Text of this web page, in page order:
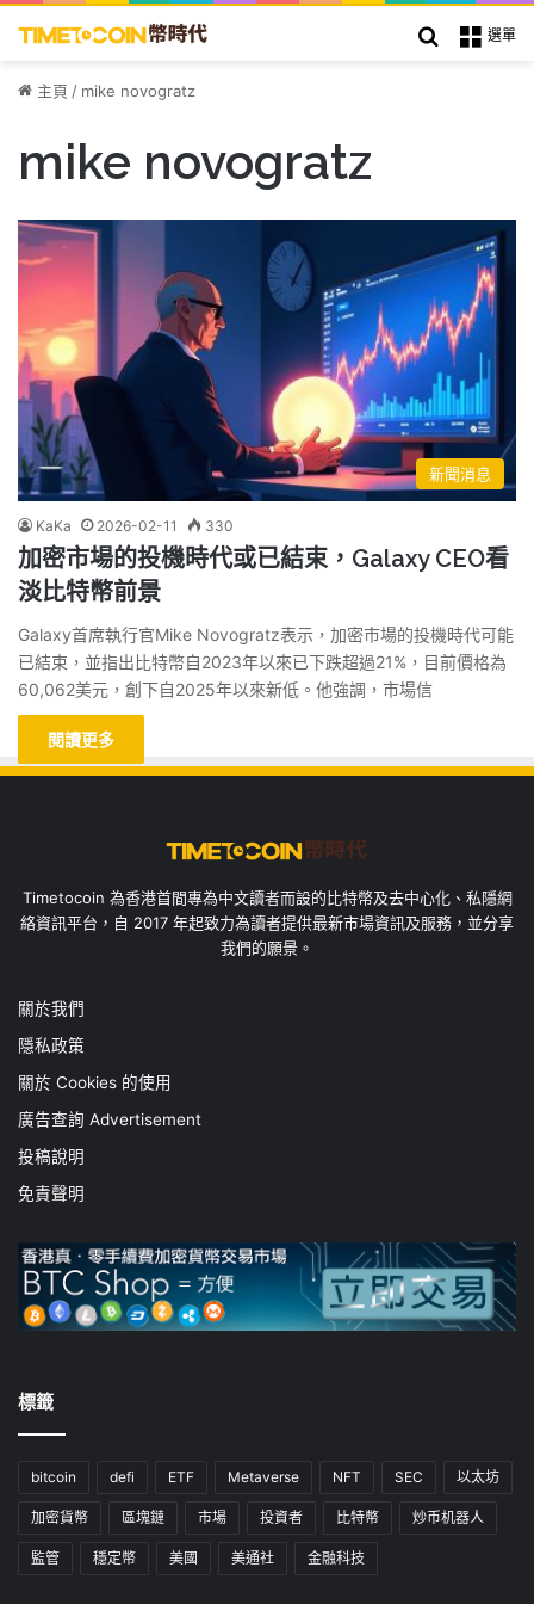
選單
搜索
主頁 / mike novogratz
mike novogratz
新聞消息
KaKa 2026-02-11 330
加密市場的投機時代或已結束，Galaxy CEO看
淡比特幣前景
Galaxy首席執行官Mike Novogratz表示，加密市場的投機時代可能
已結束，並指出比特幣自2023年以來已下跌超過21%，目前價格為
60,062美元，創下自2025年以來新低。他強調，市場信
閱讀更多
Timetocoin 為香港首間專為中文讀者而設的比特幣及去中心化、私隱網
絡資訊平台，自 2017 年起致力為讀者提供最新市場資訊及服務，並分享
我們的願景。
關於我們
隱私政策
關於 Cookies 的使用
廣告查詢 Advertisement
投稿說明
免責聲明
標籤
bitcoin defi ETF Metaverse NFT SEC 以太坊
加密貨幣 區塊鏈 市場 投資者 比特幣 炒币机器人
監管 穩定幣 美國 美通社 金融科技